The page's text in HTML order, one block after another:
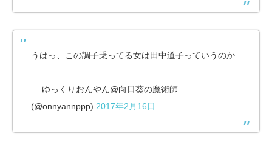
うはっ、この調子乗ってる女は田中道子っていうのか
— ゆっくりおんやん@向日葵の魔術師
(@onnyannppp) 2017年2月16日